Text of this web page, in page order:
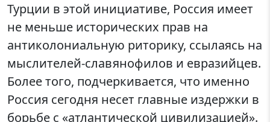
Турции в этой инициативе, Россия имеет
не меньше исторических прав на
антиколониальную риторику, ссылаясь на
мыслителей-славянофилов и евразийцев.
Более того, подчеркивается, что именно
Россия сегодня несет главные издержки в
борьбе с «атлантической цивилизацией».